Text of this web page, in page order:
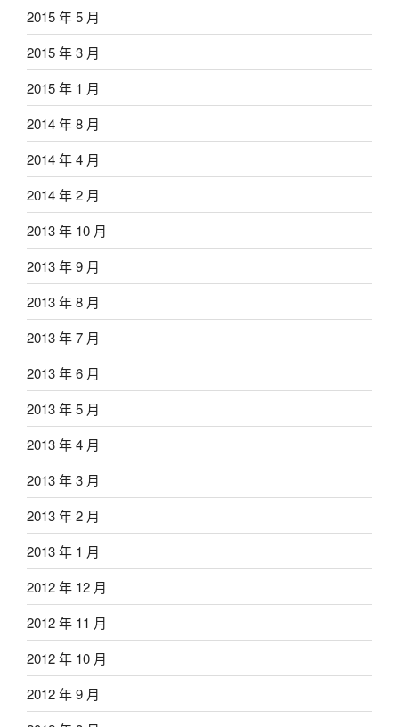
2015 年 5 月
2015 年 3 月
2015 年 1 月
2014 年 8 月
2014 年 4 月
2014 年 2 月
2013 年 10 月
2013 年 9 月
2013 年 8 月
2013 年 7 月
2013 年 6 月
2013 年 5 月
2013 年 4 月
2013 年 3 月
2013 年 2 月
2013 年 1 月
2012 年 12 月
2012 年 11 月
2012 年 10 月
2012 年 9 月